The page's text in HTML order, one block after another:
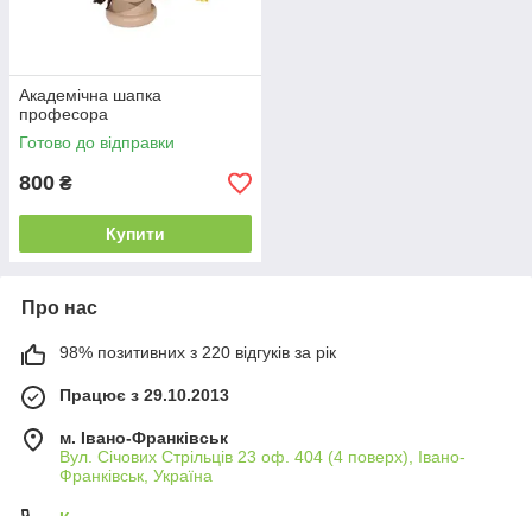
Академічна шапка
професора
Готово до відправки
800 ₴
Купити
Про нас
98% позитивних з 220 відгуків за рік
Працює з 29.10.2013
м. Івано-Франківськ
Вул. Січових Стрільців 23 оф. 404 (4 поверх), Івано-
Франківськ, Україна